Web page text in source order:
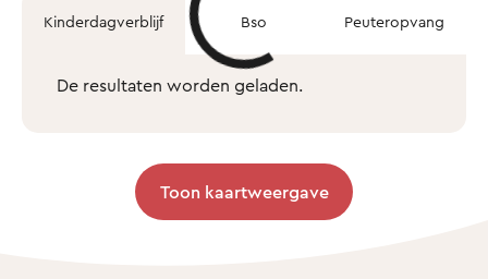
Kinderdagverblijf Bso Peuteropvang
De resultaten worden geladen.
Toon kaartweergave